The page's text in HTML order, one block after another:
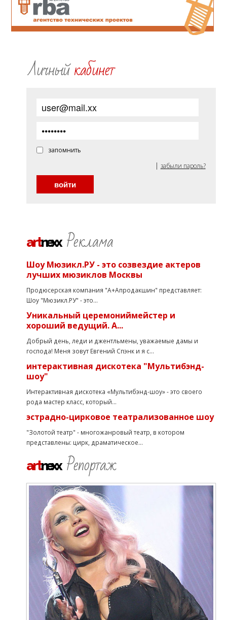
Личныйкабинет
запомнить
| забыли пароль?
artnexx Реклама
Шоу Мюзикл.РУ - это созвездие актеров
лучших мюзиклов Москвы
Продюсерская компания "А+Апродакшин" представляет:
Шоу "Мюзикл.РУ" - это...
Уникальный церемониймейстер и
хороший ведущий. А...
Добрый день, леди и джентльмены, уважаемые дамы и
господа! Меня зовут Евгений Спэнк и я с...
интерактивная дискотека "Мультибэнд-
шоу"
Интерактивная дискотека «Мультибэнд-шоу» - это своего
рода мастер класс, который...
эстрадно-цирковое театрализованное шоу
"Золотой театр" - многожанровый театр, в котором
представлены: цирк, драматическое...
artnexx Репортаж